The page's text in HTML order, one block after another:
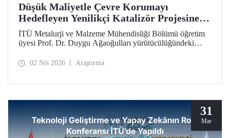
Düşük Maliyetle Çevre Korumayı
Hedefleyen Yenilikçi Katalizör Projesine
TÜBİTAK İkili İş Birliği Programı Desteği
İTÜ Metalurji ve Malzeme Mühendisliği Bölümü öğretim
üyesi Prof. Dr. Duygu Ağaoğulları yürütücülüğündeki
Akademisi (BAS) ile İkili İşbirliği Programı” kapsamında
02 Nis 2026 Araştırma
31
Mar